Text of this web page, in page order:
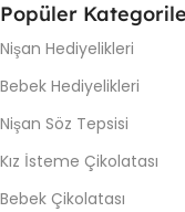
Popüler
Nişan Hediyelikleri
Bebek Hediyelikleri
Nişan Söz Tepsisi
Kız İsteme Çikolatası
Bebek Çikolatası